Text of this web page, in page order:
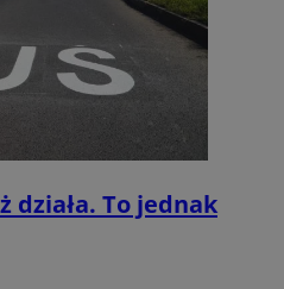
działa. To jednak
CookieScript
sosnowiecki.pl
4 tygodnie 2